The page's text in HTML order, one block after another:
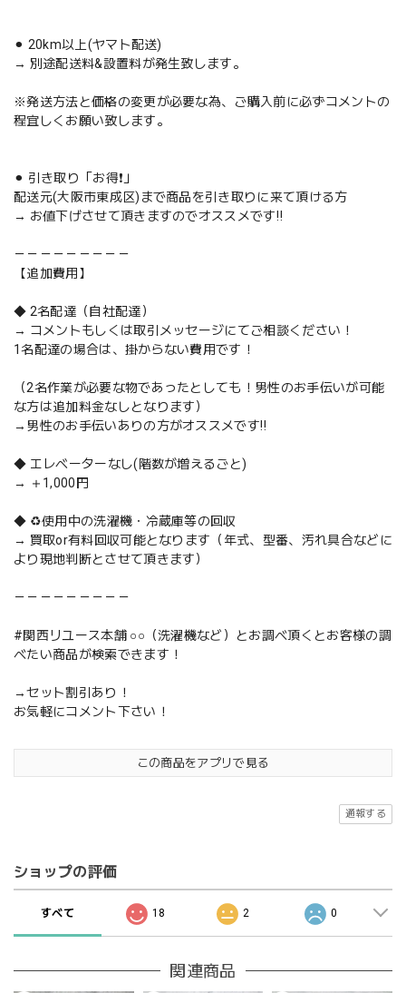
⚫︎ 20km以上(ヤマト配送)
→ 別途配送料&設置料が発生致します。
※発送方法と価格の変更が必要な為、ご購入前に必ずコメントの
程宜しくお願い致します。
⚫︎ 引き取り「お得❗️」
配送元(大阪市東成区)まで商品を引き取りに来て頂ける方
→ お値下げさせて頂きますのでオススメです‼️
－－－－－－－－－
【追加費用】
◆ 2名配達（自社配達）
→ コメントもしくは取引メッセージにてご相談ください！
1名配達の場合は、掛からない費用です！
（2名作業が必要な物であったとしても！男性のお手伝いが可能
な方は追加料金なしとなります）
→男性のお手伝いありの方がオススメです‼️
◆ エレベーターなし(階数が増えるごと)
→ ＋1,000円
◆ ♻️使用中の洗濯機・冷蔵庫等の回収
→ 買取or有料回収可能となります（年式、型番、汚れ具合などに
より現地判断とさせて頂きます）
－－－－－－－－－
#関西リユース本舗 ○○（洗濯機など）とお調べ頂くとお客様の調
べたい商品が検索できます！
→セット割引あり！
お気軽にコメント下さい！
この商品をアプリで見る
通報する
ショップの評価
すべて 18 2 0
関連商品